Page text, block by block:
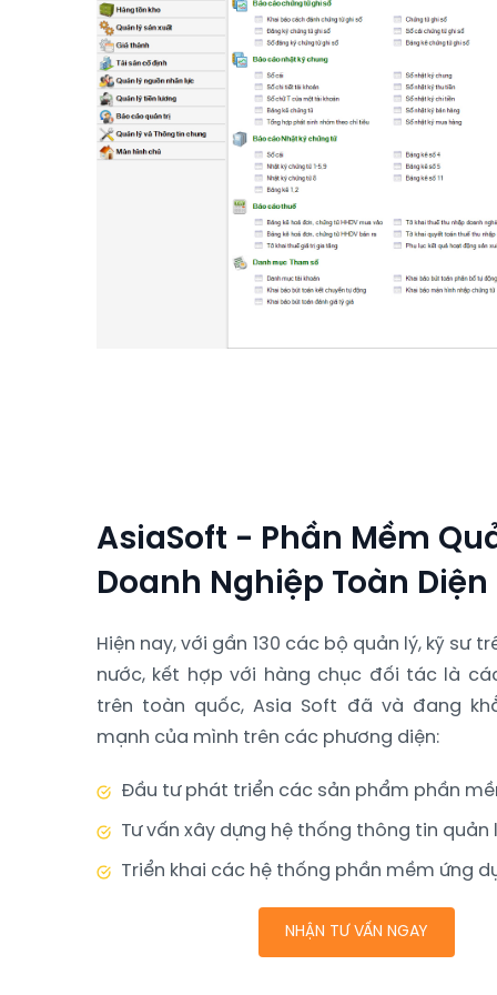
AsiaSoft - Phần Mềm
Doanh Nghiệp Toàn Diện
Hiện nay, với gần 130 các bộ quản lý, kỹ sư
nước, kết hợp với hàng chục đối tác là
trên toàn quốc, Asia Soft đã và đang
mạnh của mình trên các phương diện:
Đầu tư phát triển các sản phẩm phần
Tư vấn xây dựng hệ thống thông tin quản
Triển khai các hệ thống phần mềm ứng
NHẬN TƯ VẤN NGAY